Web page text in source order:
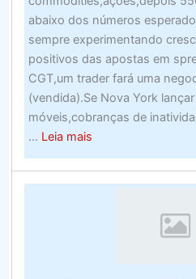
abaixo dos números
sempre experimentando
positivos das apostas em
CGT,um trader fará uma
(vendida).Se Nova York
móveis,cobranças de
... Leia maisabout
Melhor
Mouse